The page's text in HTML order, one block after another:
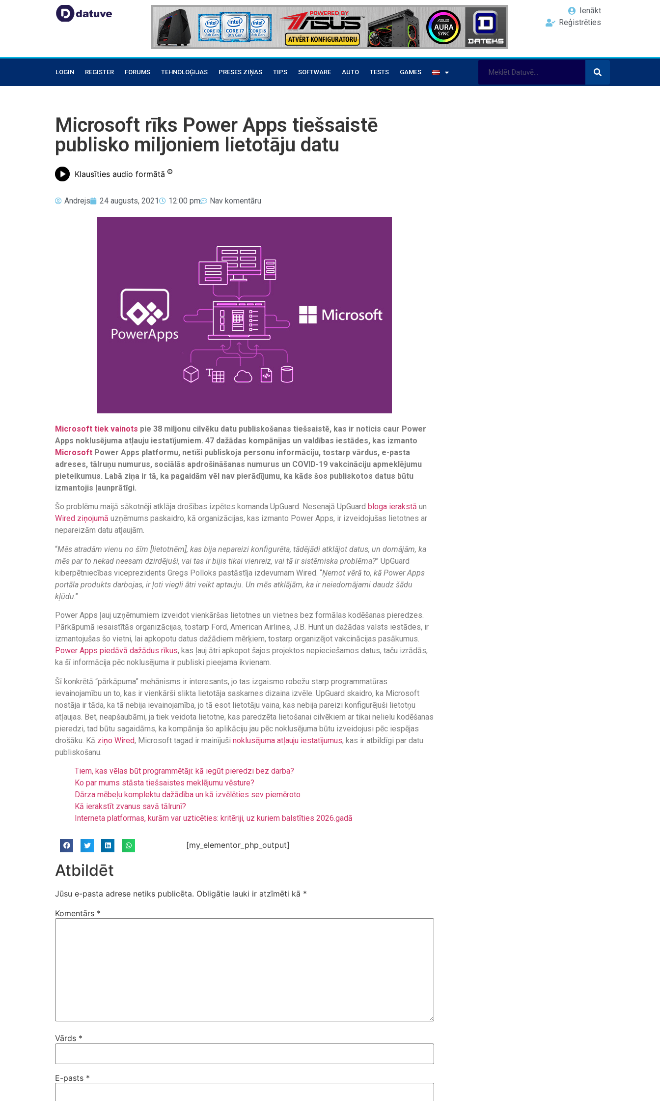
Ienākt
Reģistrēties
LOGIN REGISTER FORUMS TEHNOLOĢIJAS PRESES ZIŅAS TIPS SOFTWARE AUTO TESTS GAMES
Microsoft rīks Power Apps tiešsaistē
publisko miljoniem lietotāju datu
Klausīties audio formātā
Andrejs 24 augusts, 2021 12:00 pm Nav komentāru
Microsoft tiek vainots pie 38 miljonu cilvēku datu publiskošanas tiešsaistē, kas ir noticis caur Power
Apps noklusējuma atļauju iestatījumiem. 47 dažādas kompānijas un valdības iestādes, kas izmanto
Microsoft Power Apps platformu, netīši publiskoja personu informāciju, tostarp vārdus, e-pasta
adreses, tālruņu numurus, sociālās apdrošināšanas numurus un COVID-19 vakcināciju apmeklējumu
pieteikumus. Labā ziņa ir tā, ka pagaidām vēl nav pierādījumu, ka kāds šos publiskotos datus būtu
izmantojis ļaunprātīgi.
Šo problēmu maijā sākotnēji atklāja drošības izpētes komanda UpGuard. Nesenajā UpGuard bloga ierakstā un
Wired ziņojumā uzņēmums paskaidro, kā organizācijas, kas izmanto Power Apps, ir izveidojušas lietotnes ar
nepareizām datu atļaujām.
“Mēs atradām vienu no šīm [lietotnēm], kas bija nepareizi konfigurēta, tādējādi atklājot datus, un domājām, ka
mēs par to nekad neesam dzirdējuši, vai tas ir bijis tikai vienreiz, vai tā ir sistēmiska problēma?” UpGuard
kiberpētniecības viceprezidents Gregs Polloks pastāstīja izdevumam Wired. “Ņemot vērā to, kā Power Apps
portāla produkts darbojas, ir ļoti viegli ātri veikt aptauju. Un mēs atklājām, ka ir neiedomājami daudz šādu
kļūdu .”
Power Apps ļauj uzņēmumiem izveidot vienkāršas lietotnes un vietnes bez formālas kodēšanas pieredzes.
Pārkāpumā iesaistītās organizācijas, tostarp Ford, American Airlines, J.B. Hunt un dažādas valsts iestādes, ir
izmantojušas šo vietni, lai apkopotu datus dažādiem mērķiem, tostarp organizējot vakcinācijas pasākumus.
Power Apps piedāvā dažādus rīkus, kas ļauj ātri apkopot šajos projektos nepieciešamos datus, taču izrādās,
ka šī informācija pēc noklusējuma ir publiski pieejama ikvienam.
Šī konkrētā “pārkāpuma” mehānisms ir interesants, jo tas izgaismo robežu starp programmatūras
ievainojamību un to, kas ir vienkārši slikta lietotāja saskarnes dizaina izvēle. UpGuard skaidro, ka Microsoft
nostāja ir tāda, ka tā nebija ievainojamība, jo tā esot lietotāju vaina, kas nebija pareizi konfigurējuši lietotņu
atļaujas. Bet, neapšaubāmi, ja tiek veidota lietotne, kas paredzēta lietošanai cilvēkiem ar tikai nelielu kodēšanas
pieredzi, tad būtu sagaidāms, ka kompānija šo aplikāciju jau pēc noklusējuma būtu izveidojusi pēc iespējas
drošāku. Kā ziņo Wired, Microsoft tagad ir mainījuši noklusējuma atļauju iestatījumus, kas ir atbildīgi par datu
publiskošanu.
Tiem, kas vēlas būt programmētāji: kā iegūt pieredzi bez darba?
Ko par mums stāsta tiešsaistes meklējumu vēsture?
Dārza mēbeļu komplektu dažādība un kā izvēlēties sev piemēroto
Kā ierakstīt zvanus savā tālrunī?
Interneta platformas, kurām var uzticēties: kritēriji, uz kuriem balstīties 2026.gadā
[my_elementor_php_output]
Atbildēt
Jūsu e-pasta adrese netiks publicēta. Obligātie lauki ir atzīmēti kā *
Komentārs *
Vārds *
E-pasts *